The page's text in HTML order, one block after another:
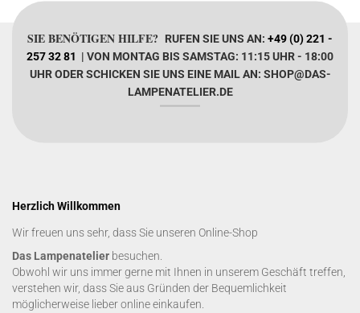
SIE BENÖTIGEN HILFE? RUFEN SIE UNS AN: +49 (0) 221 -
257 32 81 | VON MONTAG BIS SAMSTAG: 11:15 UHR - 18:00
UHR ODER SCHICKEN SIE UNS EINE MAIL AN: SHOP@DAS-
LAMPENATELIER.DE
Herzlich Willkommen
Wir freuen uns sehr, dass Sie unseren Online-Shop
Das Lampenatelier besuchen.
Obwohl wir uns immer gerne mit Ihnen in unserem Geschäft treffen,
verstehen wir, dass Sie aus Gründen der Bequemlichkeit
möglicherweise lieber online einkaufen.